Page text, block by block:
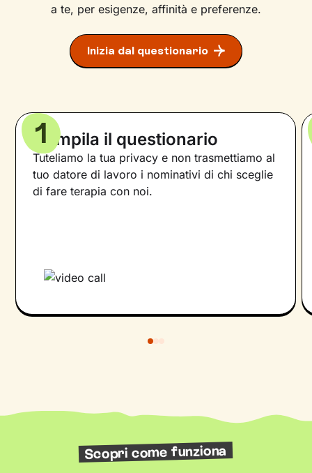
a te, per esigenze, affinità e preferenze.
Inizia dal questionario
Compila il questionario
Tuteliamo la tua privacy e non trasmettiamo al
tuo datore di lavoro i nominativi di chi sceglie
di fare terapia con noi.
1
Scopri come funziona